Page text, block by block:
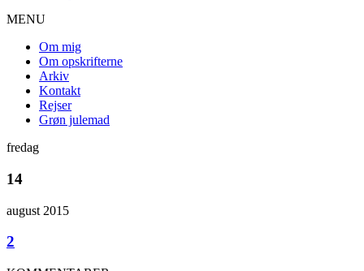
MENU
Om mig
Om opskrifterne
Arkiv
Kontakt
Rejser
Grøn julemad
fredag
14
august 2015
2